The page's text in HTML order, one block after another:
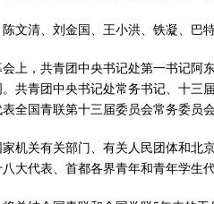
清、刘金国、王小洪、铁凝、巴特
，共青团中央书记处第一书记阿
。共青团中央书记处常务书记、十三
全国青联第十三届委员会常务委员
关有关部门、有关人民团体和北京
大代表、首都各界青年和青年学生